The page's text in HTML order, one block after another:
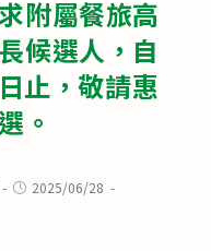
附屬餐旅高
候選人，自
止，敬請惠
。
Post2025/06/28